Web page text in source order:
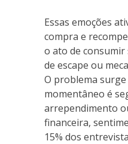
Essas emoções
compra e
o ato de consumir
de escape ou
O problema
momentâneo é
arrependimento
financeira,
15% dos